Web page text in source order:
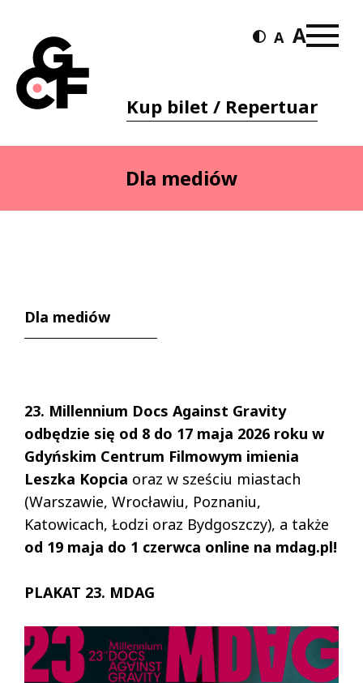
Kup bilet / Repertuar
Dla mediów
Dla mediów
23. Millennium Docs Against Gravity
odbędzie się od 8 do 17 maja 2026 roku w
Gdyńskim Centrum Filmowym imienia
Leszka Kopcia oraz w sześciu miastach
(Warszawie, Wrocławiu, Poznaniu,
Katowicach, Łodzi oraz Bydgoszczy), a także
od 19 maja do 1 czerwca online na mdag.pl!
PLAKAT 23. MDAG